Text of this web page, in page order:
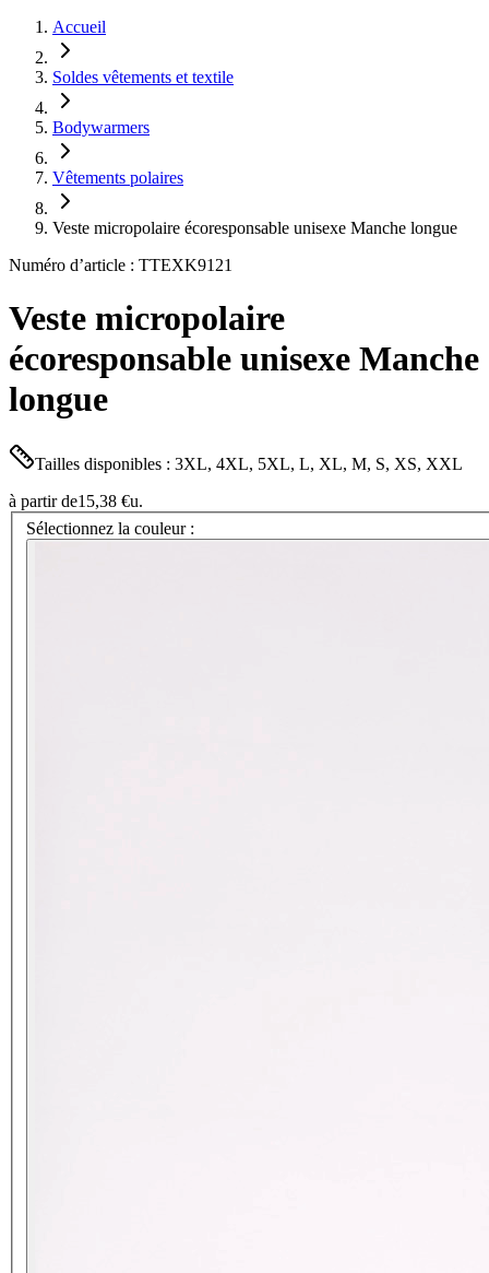
Accueil
Soldes vêtements et textile
Bodywarmers
Vêtements polaires
Veste micropolaire écoresponsable unisexe Manche longue
Numéro d’article : TTEXK9121
Veste micropolaire
écoresponsable unisexe Manche
longue
Tailles disponibles : 3XL, 4XL, 5XL, L, XL, M, S, XS, XXL
à partir de15,38 €u.
Sélectionnez la couleur :